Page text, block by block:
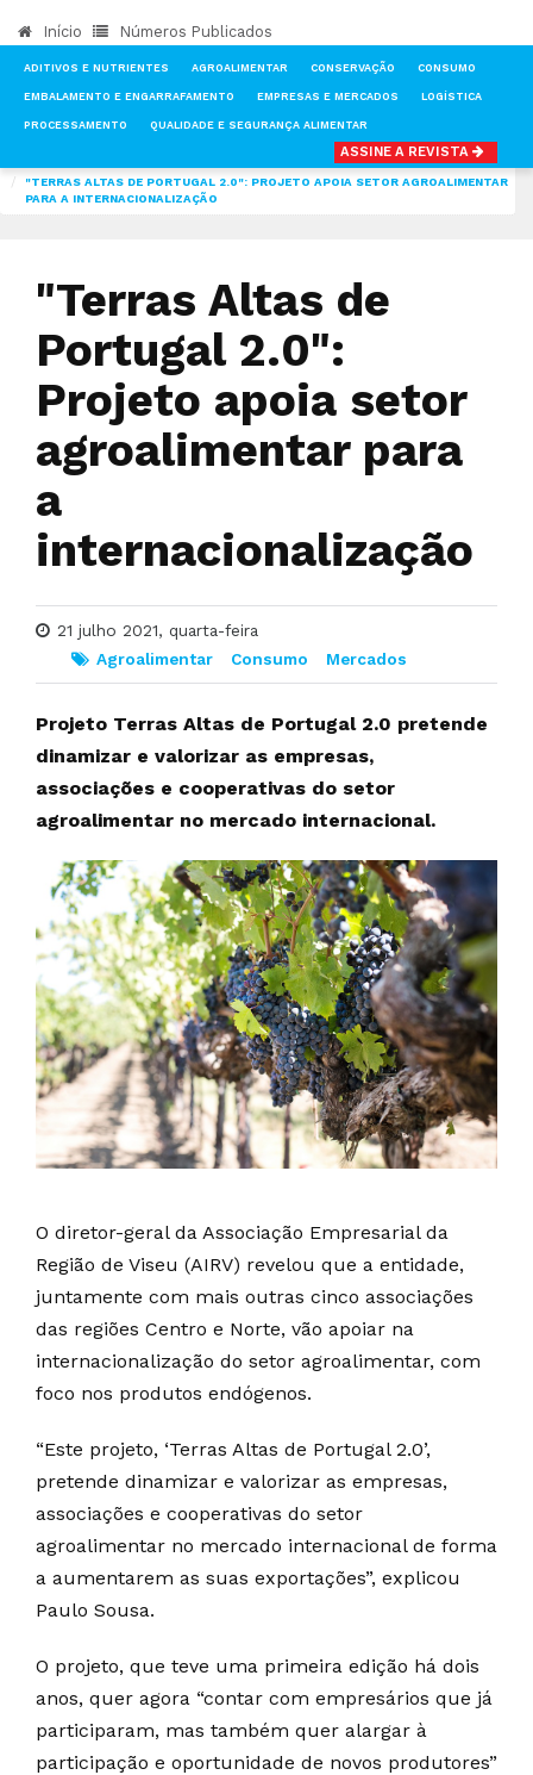
Início Números Publicados
ADITIVOS E NUTRIENTES AGROALIMENTAR CONSERVAÇÃO CONSUMO
EMBALAMENTO E ENGARRAFAMENTO EMPRESAS E MERCADOS LOGÍSTICA
PROCESSAMENTO QUALIDADE E SEGURANÇA ALIMENTAR
ASSINE A REVISTA
"TERRAS ALTAS DE PORTUGAL 2.0": PROJETO APOIA SETOR AGROALIMENTAR
PARA A INTERNACIONALIZAÇÃO
"Terras Altas de
Portugal 2.0":
Projeto apoia setor
agroalimentar para
a
internacionalização
21 julho 2021, quarta-feira
Agroalimentar
Consumo Mercados
Projeto Terras Altas de Portugal 2.0 pretende
dinamizar e valorizar as empresas,
associações e cooperativas do setor
agroalimentar no mercado internacional.
O diretor-geral da Associação Empresarial da
Região de Viseu (AIRV) revelou que a entidade,
juntamente com mais outras cinco associações
das regiões Centro e Norte, vão apoiar na
internacionalização do setor agroalimentar, com
foco nos produtos endógenos.
“Este projeto, ‘Terras Altas de Portugal 2.0’,
pretende dinamizar e valorizar as empresas,
associações e cooperativas do setor
agroalimentar no mercado internacional de forma
a aumentarem as suas exportações”, explicou
Paulo Sousa.
O projeto, que teve uma primeira edição há dois
anos, quer agora “contar com empresários que já
participaram, mas também quer alargar à
participação e oportunidade de novos produtores”